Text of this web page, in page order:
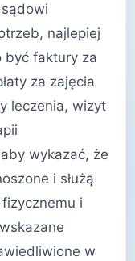
najlepiej
być faktury za
za zajęcia
leczenia, wizyt
wykazać, że
i służą
i
w